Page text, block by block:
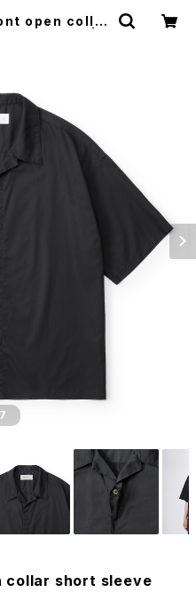
open collar
short sleeve